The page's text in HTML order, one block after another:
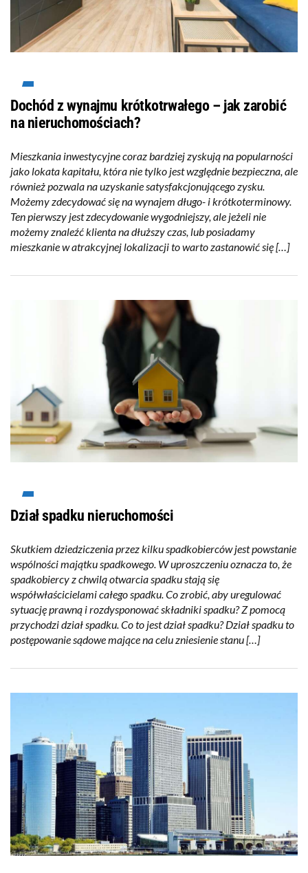
Dochód z wynajmu krótkotrwałego – jak zarobić
na nieruchomościach?
Mieszkania inwestycyjne coraz bardziej zyskują na popularności
jako lokata kapitału, która nie tylko jest względnie bezpieczna, ale
również pozwala na uzyskanie satysfakcjonującego zysku.
Możemy zdecydować się na wynajem długo- i krótkoterminowy.
Ten pierwszy jest zdecydowanie wygodniejszy, ale jeżeli nie
możemy znaleźć klienta na dłuższy czas, lub posiadamy
mieszkanie w atrakcyjnej lokalizacji to warto zastanowić się […]
Dział spadku nieruchomości
Skutkiem dziedziczenia przez kilku spadkobierców jest powstanie
wspólności majątku spadkowego. W uproszczeniu oznacza to, że
spadkobiercy z chwilą otwarcia spadku stają się
współwłaścicielami całego spadku. Co zrobić, aby uregulować
sytuację prawną i rozdysponować składniki spadku? Z pomocą
przychodzi dział spadku. Co to jest dział spadku? Dział spadku to
postępowanie sądowe mające na celu zniesienie stanu […]